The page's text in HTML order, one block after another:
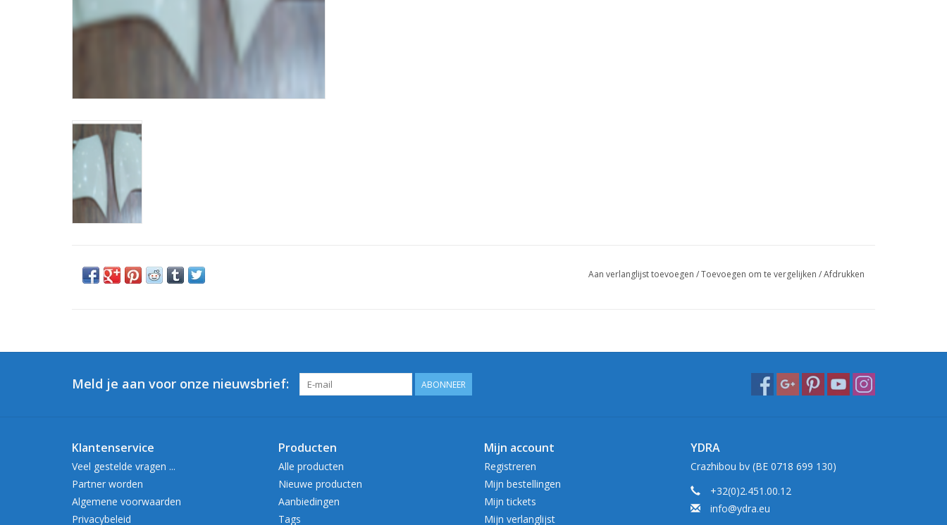
Aan verlanglijst toevoegen /Toevoegen om te vergelijken /Afdrukken
Meld je aan voor onze nieuwsbrief: ABONNEER
Klantenservice
Veel gestelde vragen ...
Partner worden
Algemene voorwaarden
Privacybeleid
Producten
Alle producten
Nieuwe producten
Aanbiedingen
Tags
Mijn account
Registreren
Mijn bestellingen
Mijn tickets
Mijn verlanglijst
YDRA
Crazhibou bv (BE 0718 699 130)
+32(0)2.451.00.12
info@ydra.eu